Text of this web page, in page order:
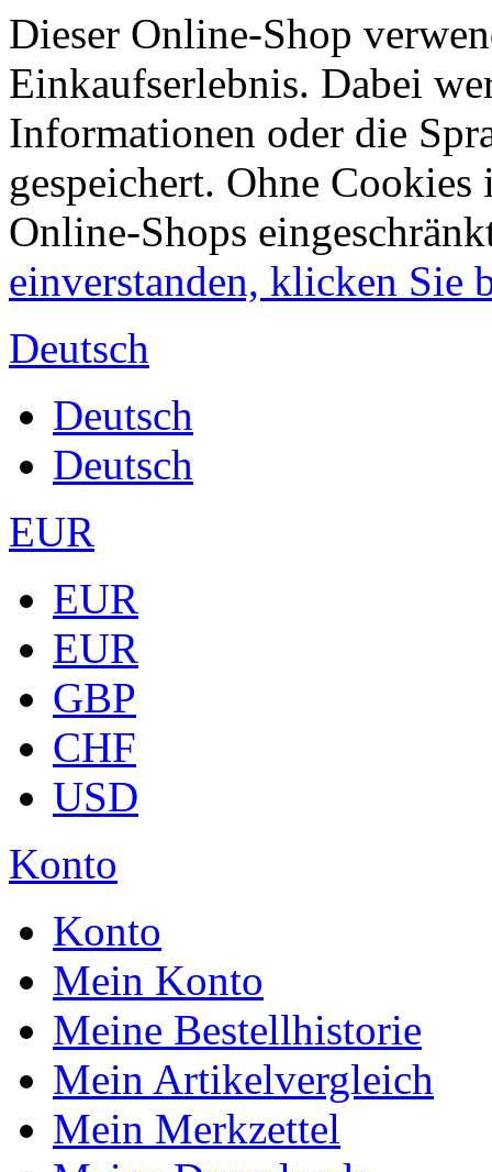
Dieser Online-Shop
Einkaufserlebnis. Dabei
Informationen oder die
gespeichert. Ohne
Online-Shops
einverstanden, klicken Sie
Deutsch
Deutsch
Deutsch
EUR
EUR
EUR
GBP
CHF
USD
Konto
Konto
Mein Konto
Meine Bestellhistorie
Mein Artikelvergleich
Mein Merkzettel